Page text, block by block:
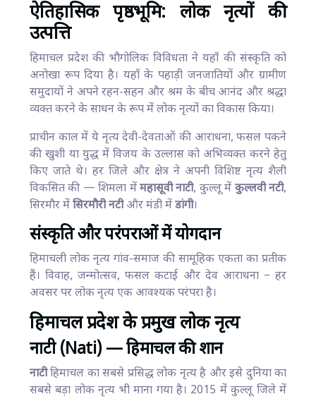
ऐतिहासिक पृष्ठभूमि: लोक नृत्यों की
उत्पत्ति
हिमाचल प्रदेश की भौगोलिक विविधता ने यहाँ की संस्कृति को
अनोखा रूप दिया है। यहाँ के पहाड़ी जनजातियों और ग्रामीण
समुदायों ने अपने रहन-सहन और श्रम के बीच आनंद और श्रद्धा
व्यक्त करने के साधन के रूप में लोक नृत्यों का विकास किया।
प्राचीन काल में ये नृत्य देवी-देवताओं की आराधना, फसल पकने
की खुशी या युद्ध में विजय के उल्लास को अभिव्यक्त करने हेतु
किए जाते थे। हर जिले और क्षेत्र ने अपनी विशिष्ट नृत्य शैली
विकसित की — शिमला मेंमहासूवी नाटी, कुल्लू में कुल्लवी नटी,
सिरमौर मेंसिरमौरी नटीऔर मंडी मेंडांगी।
संस्कृति और परंपराओं में योगदान
हिमाचली लोक नृत्य गांव-समाज की सामूहिक एकता का प्रतीक
हैं। विवाह, जन्मोत्सव, फसल कटाई और देव आराधना – हर
अवसर पर लोक नृत्य एक आवश्यक परंपरा है।
हिमाचल प्रदेश के प्रमुख लोक नृत्य
नाटी (Nati) — हिमाचल की शान
नाटीहिमाचल का सबसे प्रसिद्ध लोक नृत्य है और इसे दुनिया का
सबसे बड़ा लोक नृत्य भी माना गया है। 2015 में कुल्लू जिले में